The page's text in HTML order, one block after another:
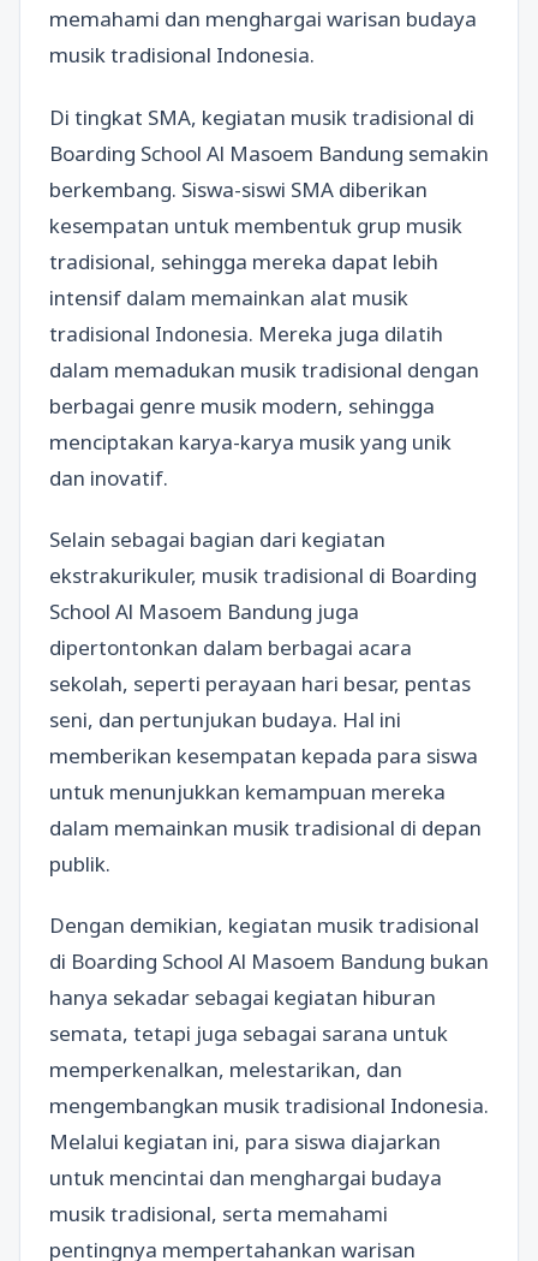
memahami dan menghargai warisan budaya
musik tradisional Indonesia.
Di tingkat SMA, kegiatan musik tradisional di
Boarding School Al Masoem Bandung semakin
berkembang. Siswa-siswi SMA diberikan
kesempatan untuk membentuk grup musik
tradisional, sehingga mereka dapat lebih
intensif dalam memainkan alat musik
tradisional Indonesia. Mereka juga dilatih
dalam memadukan musik tradisional dengan
berbagai genre musik modern, sehingga
menciptakan karya-karya musik yang unik
dan inovatif.
Selain sebagai bagian dari kegiatan
ekstrakurikuler, musik tradisional di Boarding
School Al Masoem Bandung juga
dipertontonkan dalam berbagai acara
sekolah, seperti perayaan hari besar, pentas
seni, dan pertunjukan budaya. Hal ini
memberikan kesempatan kepada para siswa
untuk menunjukkan kemampuan mereka
dalam memainkan musik tradisional di depan
publik.
Dengan demikian, kegiatan musik tradisional
di Boarding School Al Masoem Bandung bukan
hanya sekadar sebagai kegiatan hiburan
semata, tetapi juga sebagai sarana untuk
memperkenalkan, melestarikan, dan
mengembangkan musik tradisional Indonesia.
Melalui kegiatan ini, para siswa diajarkan
untuk mencintai dan menghargai budaya
musik tradisional, serta memahami
pentingnya mempertahankan warisan